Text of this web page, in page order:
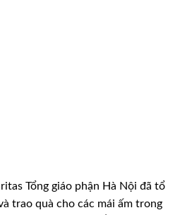
Tổng giáo phận Hà Nội đã tổ
trao quà cho các mái ấm trong